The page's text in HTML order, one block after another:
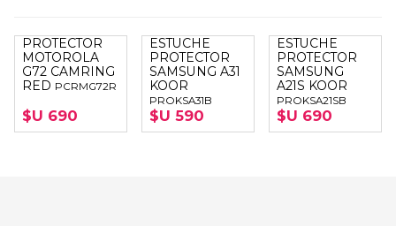
PROTECTOR
MOTOROLA
G72 CAMRING
RED PCRMG72R
$U 690
ESTUCHE
PROTECTOR
SAMSUNG A31
KOOR
PROKSA31B
$U 590
ESTUCHE
PROTECTOR
SAMSUNG
A21S KOOR
PROKSA21SB
$U 690